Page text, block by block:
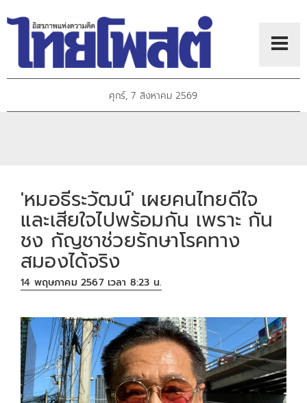
ศุกร์, 7 สิงหาคม 2569
'หมอธีระวัฒน์' เผยคนไทยดีใจ
และเสียใจไปพร้อมกัน เพราะ กัน
ชง กัญชาช่วยรักษาโรคทาง
สมองได้จริง
14 พฤษภาคม 2567 เวลา 8:23 น.